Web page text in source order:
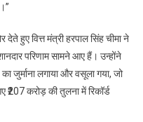
हुए वित्त मंत्री हरपाल सिंह चीमा ने
परिणाम सामने आए हैं। उन्होंने
जुर्माना लगाया और वसूला गया, जो
₹207 करोड़ की तुलना में रिकॉर्ड